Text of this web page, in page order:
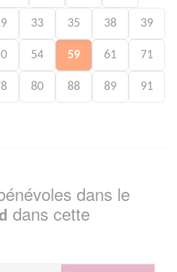
33 35 38 39
54 59 61 71
80 88 89 91
dans le
dans cette